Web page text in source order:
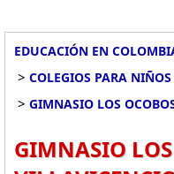
EDUCACIÓN EN
> COLEGIOS PARA
> GIMNASIO LOS
GIMNASIO